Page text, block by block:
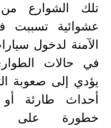
تلك الشوارع
عشوائية تسببت
الآمنة لدخول
في حالات
يؤدي إلى صعوبة
أحداث طارئة
خطورة على